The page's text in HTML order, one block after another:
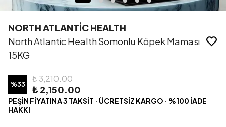
NORTH ATLANTİC HEALTH
North Atlantic Health Somonlu Köpek Maması
15KG
%33
₺ 3,210.00
₺ 2,150.00
PEŞİN FİYATINA 3 TAKSİT · ÜCRETSİZ KARGO · %100 İADE
HAKKI